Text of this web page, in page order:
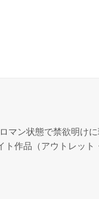
マン状態で禁欲明け
作品（アウトレット